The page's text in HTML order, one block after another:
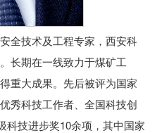
全技术及工程专家，西安科
长期在一线致力于煤矿工
重大成果。先后被评为国家
秀科技工作者、全国科技创
科技进步奖10余项，其中国家